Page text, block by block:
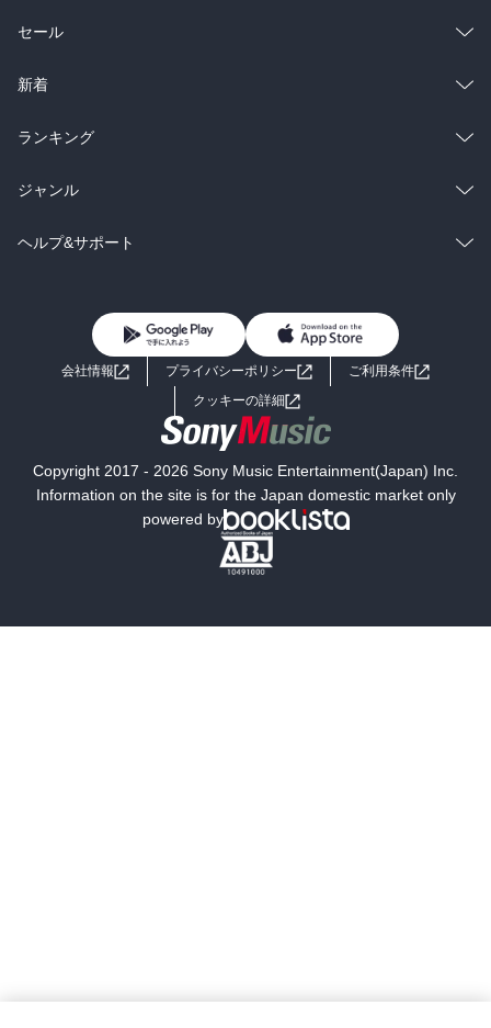
総合
ラノベ
雑誌・グラビア
BL・TL
セール
総合
ラノベ
雑誌・グラビア
BL・TL
新着
総合
ラノベ
雑誌・グラビア
ランキング
総合
ラノベ
ジャンル
コミック
ライトノベル 男子向けラノベ
小説
海外小説
ミステリー SF
文学
芸術・アート 映画・音楽・演劇
ヘルプ&サポート
よくあるご質問 お問い合わせ
会社情報 プライバシーポリシー
ご利用条件
クッキーの詳細
Copyright 2017 - 2026 Sony Music Entertainment(Japan) Inc.
Information on the site is for the Japan domestic market only
powered by